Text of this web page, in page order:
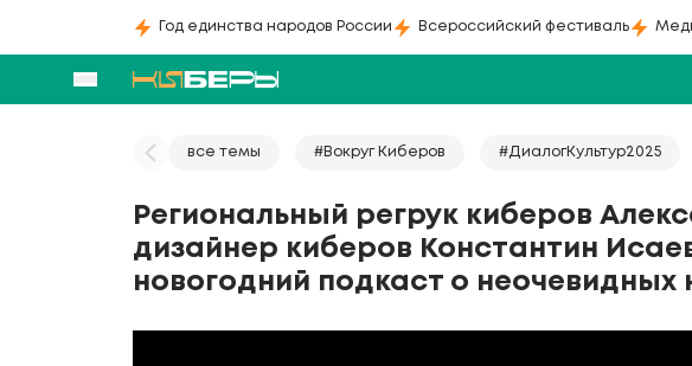
Год единства народов России Всероссийский фестиваль
все темы #Вокруг Киберов #ДиалогКультур2025
Региональный регрук киберов
дизайнер киберов Константин
новогодний подкаст о неочевидных